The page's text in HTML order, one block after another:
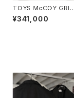
TOYS McCOY GRIZ
ZLY JACKET
¥341,000